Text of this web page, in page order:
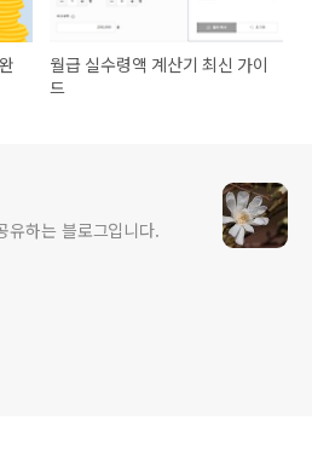
월급 실수령액 계산기 최신 가이
드
유하는 블로그입니다.